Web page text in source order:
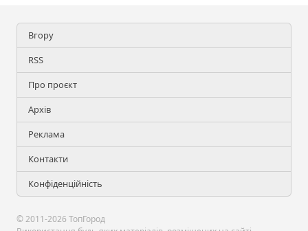
Вгору
RSS
Про проєкт
Архів
Реклама
Контакти
Конфіденційність
© 2011-2026 ТопГород